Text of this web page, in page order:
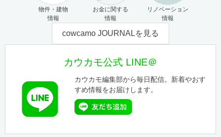
物件・建物
情報
お金に関する
情報
リノベーション
情報
cowcamo JOURNALを見る
カウカモ公式 LINE＠
カウカモ編集部から毎日配信。新着やおす
すめ情報をお届けします。